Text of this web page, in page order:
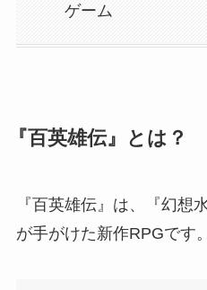
ゲーム
『百英雄伝』とは？
『百英雄伝』は、『幻想
が手がけた新作RPGです。